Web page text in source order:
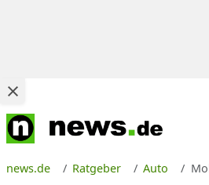
news.de Ratgeber Auto